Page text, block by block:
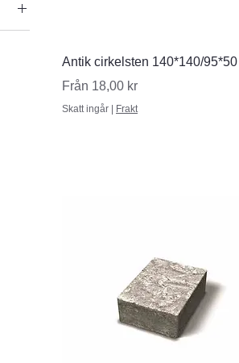
Snabbvisning
Antik cirkelsten 140*140/95*50
Från 18,00 kr
Reapris
Skatt ingår | Frakt